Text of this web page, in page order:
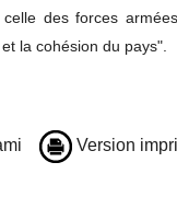
des forces
la cohésion du pays".
Version